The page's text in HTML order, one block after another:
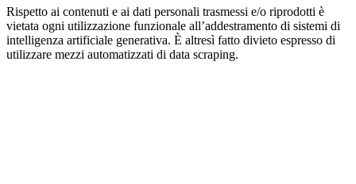
Rispetto ai contenuti e ai dati personali trasmessi e/o riprodotti è
vietata ogni utilizzazione funzionale all’addestramento di sistemi di
intelligenza artificiale generativa. È altresì fatto divieto espresso di
utilizzare mezzi automatizzati di data scraping.